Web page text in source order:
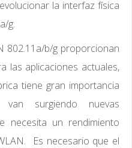
la interfaz física
g.
802.11a/b/g proporcionan
las aplicaciones actuales,
tiene gran importancia
surgiendo nuevas
necesita un rendimiento
Es necesario que el